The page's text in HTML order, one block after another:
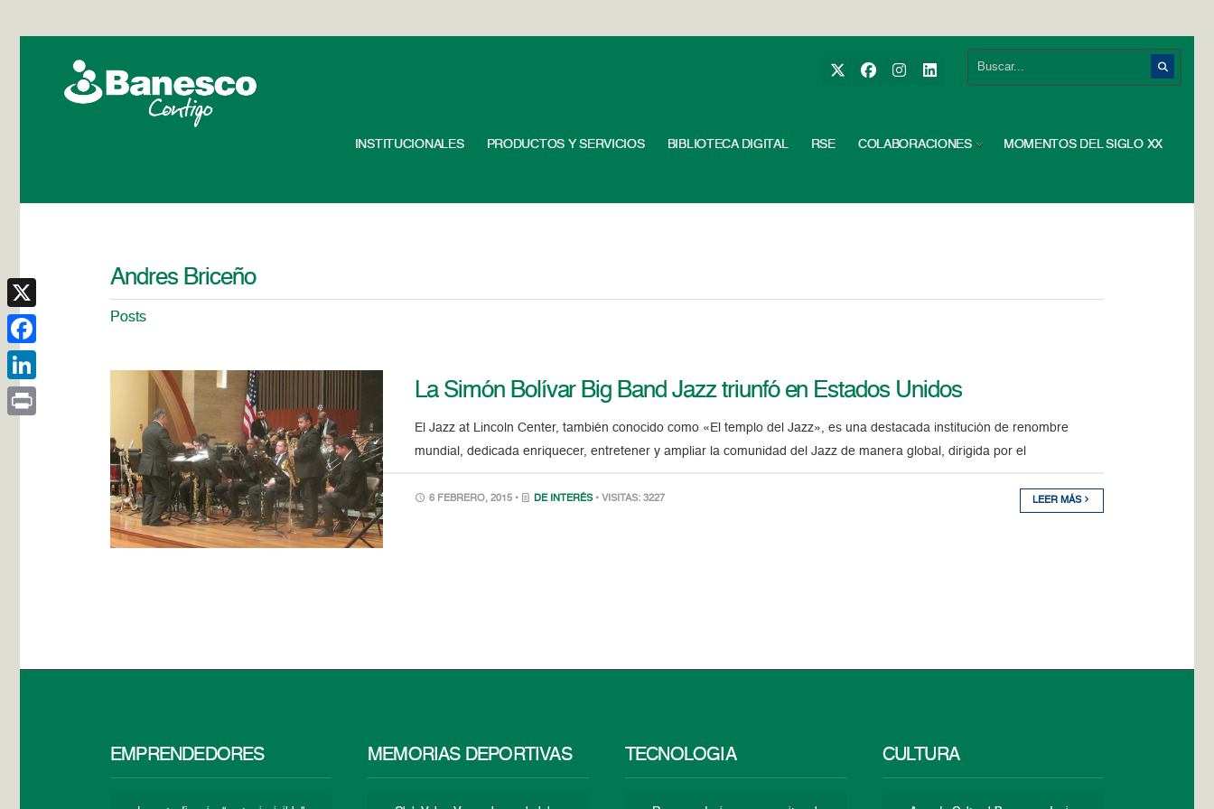
INSTITUCIONALES PRODUCTOS Y SERVICIOS BIBLIOTECA DIGITAL RSE COLABORACIONES MOMENTOS DEL SIGLO XX
Andres Briceño
Posts
La Simón Bolívar Big Band Jazz triunfó en Estados Unidos
El Jazz at Lincoln Center, también conocido como «El templo del Jazz», es una destacada institución de renombre
mundial, dedicada enriquecer, entretener y ampliar la comunidad del Jazz de manera global, dirigida por el
6 FEBRERO, 2015 • DE INTERÉS • VISITAS: 3227 LEER MÁS
EMPRENDEDORES MEMORIAS DEPORTIVAS TECNOLOGÍA CULTURA
X
Facebook
LinkedIn